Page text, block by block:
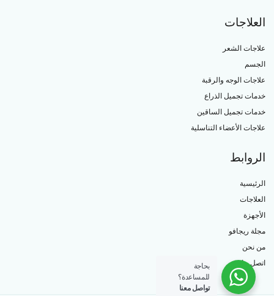
العلاجات
علاجات الشعر
الجسم
علاجات الوجه والرقبة
خدمات تجميل الذراع
خدمات تجميل الساقين
علاجات الأعضاء التناسلية
الروابط
الرئيسية
العلاجات
الأجهزة
مجلة ريجافو
من نحن
اتصل بنا
بحاجة
للمساعدة؟
تواصل معنا